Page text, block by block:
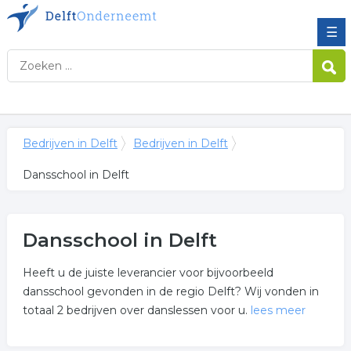
☰
Bedrijven in Delft Bedrijven in Delft
Dansschool in Delft
Dansschool in Delft
Heeft u de juiste leverancier voor bijvoorbeeld
dansschool gevonden in de regio Delft? Wij vonden in
totaal 2 bedrijven over danslessen voor u. lees meer